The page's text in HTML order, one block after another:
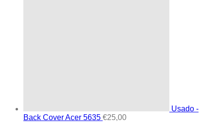
Usado -
Back Cover Acer 5635 €25,00